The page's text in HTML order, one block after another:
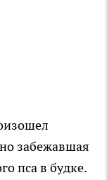
забежавшая
пса в будке.